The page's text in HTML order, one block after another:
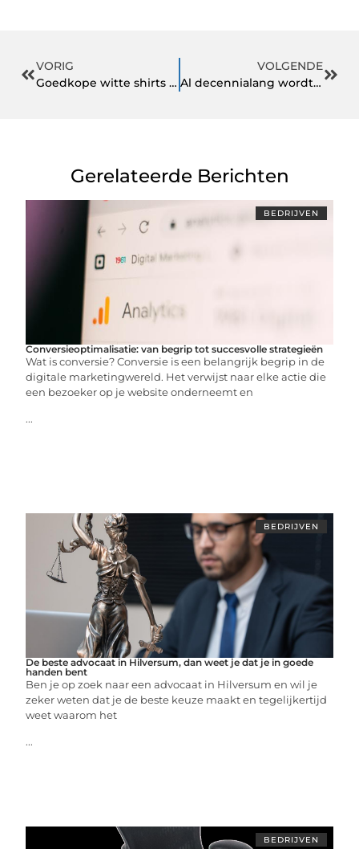
VORIG
Goedkope witte shirts zijn de perfecte basic!
VOLGENDE
Al decennialang wordt vaak voor de SPAL-ventilator gekozen
Gerelateerde Berichten
BEDRIJVEN
Conversieoptimalisatie: van begrip tot succesvolle strategieën
Wat is conversie? Conversie is een belangrijk begrip in de
digitale marketingwereld. Het verwijst naar elke actie die
een bezoeker op je website onderneemt en
...
BEDRIJVEN
De beste advocaat in Hilversum, dan weet je dat je in goede
handen bent
Ben je op zoek naar een advocaat in Hilversum en wil je
zeker weten dat je de beste keuze maakt en tegelijkertijd
weet waarom het
...
BEDRIJVEN